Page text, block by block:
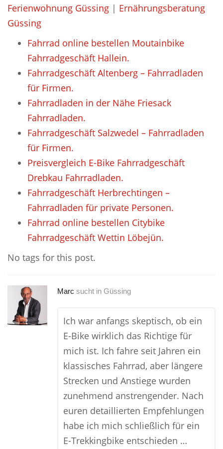
Ferienwohnung Güssing | Ernährungsberatung
Güssing
Fahrrad online bestellen Moutainbike
Fahrradgeschäft Hallein.
Fahrradgeschäft Altenberg – Fahrradladen
für Firmen.
Fahrradladen in der Nähe Friesack
Fahrradladen.
Fahrradgeschäft Salzwedel – Fahrradladen
für Firmen.
Preisvergleich E-Bike Fahrradgeschäft
Drebkau Fahrradladen.
Fahrradgeschäft Herbrechtingen –
Fahrradladen für private Personen.
Fahrrad online bestellen Citybike
Fahrradgeschäft Wettin Löbejün.
No tags for this post.
Marc sucht in Güssing
Ich war anfangs skeptisch, ob ein
E-Bike wirklich das Richtige für
mich ist. Ich fahre seit Jahren ein
klassisches Fahrrad, aber längere
Strecken und Anstiege wurden
zunehmend anstrengender. Nach
euren detaillierten Empfehlungen
habe ich mich schließlich für ein
E-Trekkingbike entschieden …